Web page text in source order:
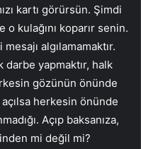
kartı görürsün. Şimdi
o kulağını koparır senin.
algılamamaktır.
darbe yapmaktır, halk
gözünün önünde
herkesin önünde
Açıp baksanıza,
mi değil mi?